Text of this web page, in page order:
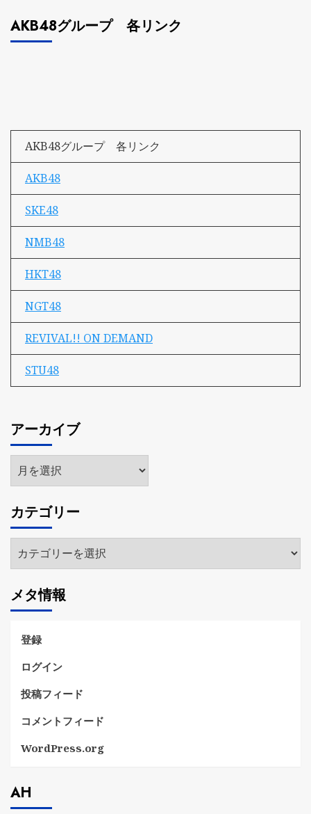
AKB48グループ 各リンク
AKB48グループ 各リンク
AKB48
SKE48
NMB48
HKT48
NGT48
REVIVAL!! ON DEMAND
STU48
アーカイブ
ア
ー
イ
ブ
カテゴリー
テ
リ
ー
メタ情報
登録
ログイン
投稿フィード
コメントフィード
WordPress.org
AH